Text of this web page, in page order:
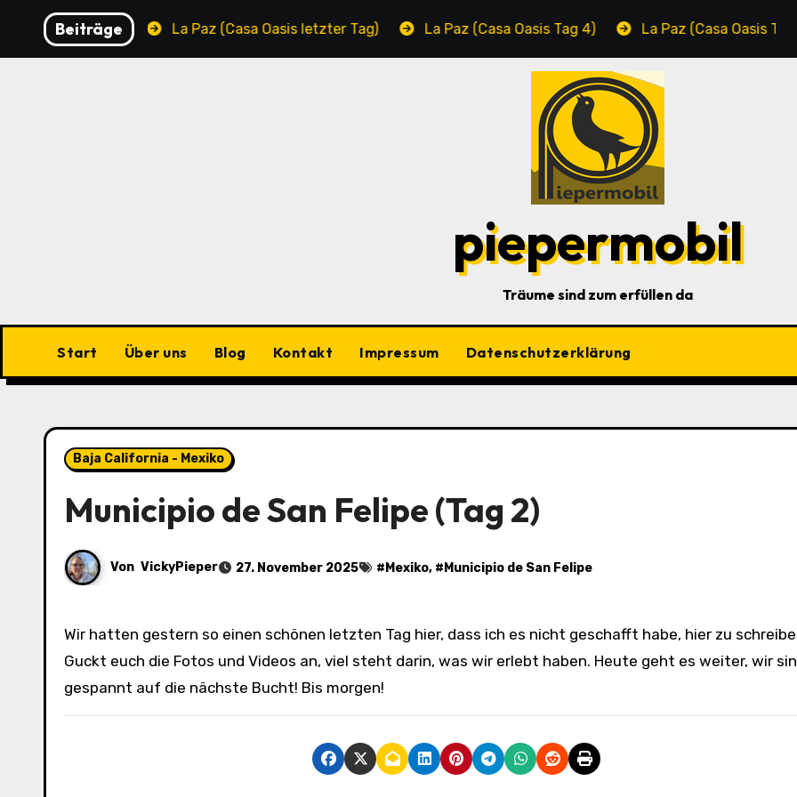
Inhalten
springen
Beiträge La Paz (Casa Oasis letzter Tag) La Paz (Casa Oasis Tag 4) La Paz (Casa Oasis Tag 3)
piepermobil
Träume sind zum erfüllen da
Start Über uns Blog Kontakt Impressum Datenschutzerklärung
Baja California - Mexiko
Municipio de San Felipe (Tag 2)
Von VickyPieper 27. November 2025 # Mexiko, # Municipio de San Felipe
Wir hatten gestern so einen schönen letzten Tag hier, dass ich es nicht geschafft habe, hier zu schreiben.
Guckt euch die Fotos und Videos an, viel steht darin, was wir erlebt haben. Heute geht es weiter, wir
gespannt auf die nächste Bucht! Bis morgen!